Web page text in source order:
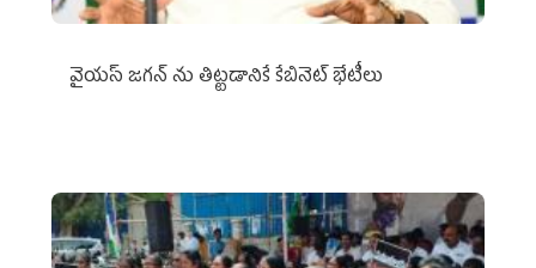
వైయ‌స్ జగన్‌ ను తిట్టడానికే కేబినెట్‌ భేటీలు